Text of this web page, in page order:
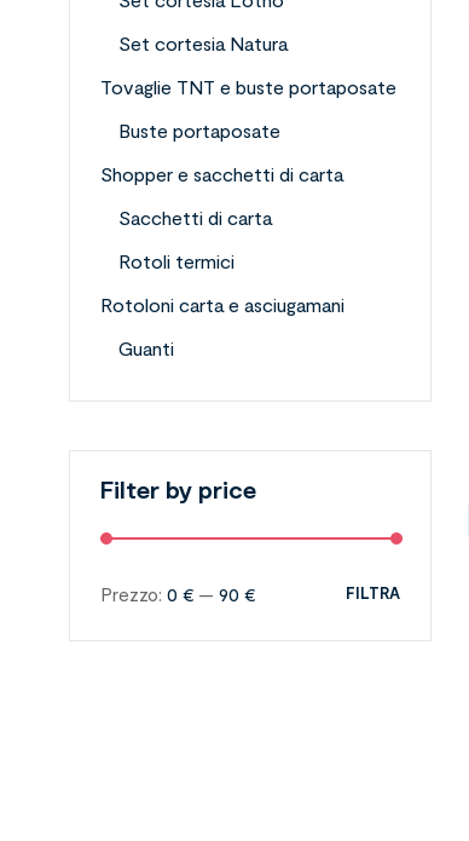
Set cortesia Natura
Tovaglie TNT e buste portaposate
Buste portaposate
Shopper e sacchetti di carta
Sacchetti di carta
Rotoli termici
Rotoloni carta e asciugamani
Guanti
Filter by price
FILTRA
Prezzo: 0 € — 90 €